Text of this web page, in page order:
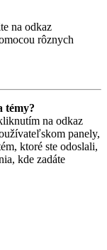
na odkaz
rôznych
témy?
na odkaz
panely,
ktoré ste odoslali,
kde zadáte